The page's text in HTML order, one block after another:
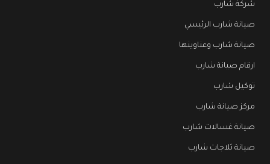
شركة شارب
صيانة شارب الرئيسي
صيانة شارب وعناوينها
ارقام صيانة شارب
توكيل شارب
مركز صيانة شارب
صيانة غسالات شارب
صيانة ثلاجات شارب